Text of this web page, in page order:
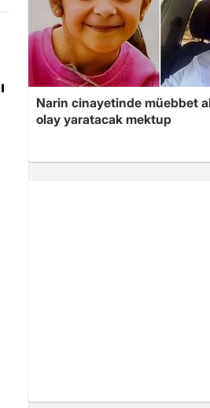
Narin cinayetinde müebbet
olay yaratacak mektup